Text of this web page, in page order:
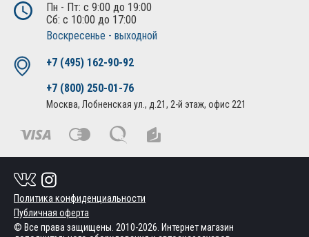
Пн - Пт: с 9:00 до 19:00
Сб: с 10:00 до 17:00
Воскресенье - выходной
+7 (495) 162-90-92
+7 (800) 250-01-76
Москва, Лобненская ул., д.21, 2-й этаж, офис 221
Политика конфиденциальности
Публичная оферта
© Все права защищены. 2010-2026. Интернет магазин